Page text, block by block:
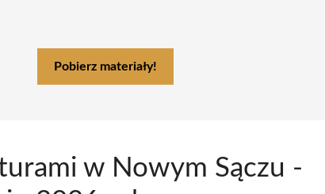
Pobierz materiały!
w Nowym Sączu -